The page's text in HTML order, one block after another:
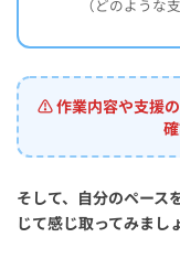
（どのような
⚠️ 作業内容や支援
そして、自分のペース
じて感じ取ってみまし